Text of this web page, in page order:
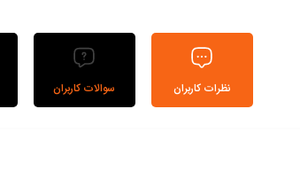
نظرات کاربران سوالات کاربران